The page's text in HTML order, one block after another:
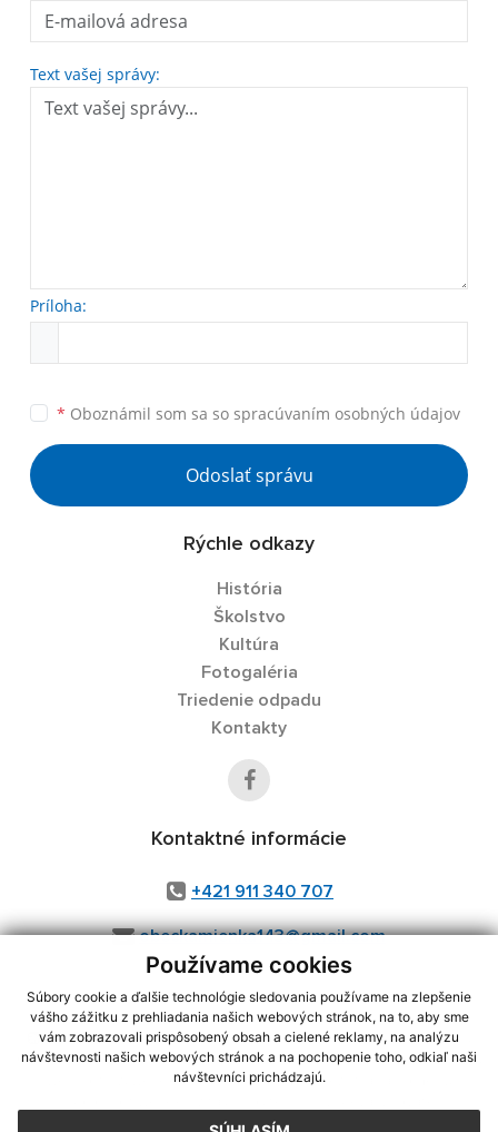
Používame cookies
Súbory cookie a ďalšie technológie sledovania používame na zlepšenie
vášho zážitku z prehliadania našich webových stránok, na to, aby sme
vám zobrazovali prispôsobený obsah a cielené reklamy, na analýzu
návštevnosti našich webových stránok a na pochopenie toho, odkiaľ naši
návštevníci prichádzajú.
Text vašej správy:
Príloha:
* Oboznámil som sa so spracúvaním osobných údajov
Odoslať správu
Rýchle odkazy
História
Školstvo
Kultúra
Fotogaléria
Triedenie odpadu
Kontakty
Kontaktné informácie
+421 911 340 707
obeckamienka143@gmail.com
využite možnosť získavania aktuálnych informácií s využitím RSS
CMS systém (redakčný) systém ECHELON 2,Mapa stránok,web portál
webex.digital, s.r.o.,domény,registrácia domény